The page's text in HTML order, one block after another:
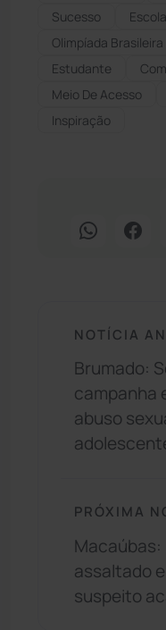
Sucesso
Olimpíada
Estudante
Meio De Acesso
Inspiração
NOTÍCIA
Brumado:
campanha
abuso
PRÓXIMA
Macaúbas:
assaltado
suspeito